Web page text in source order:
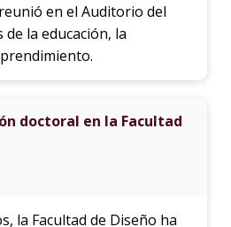
en el Auditorio del
la educación, la
doctoral en la Facultad
la Facultad de Diseño ha